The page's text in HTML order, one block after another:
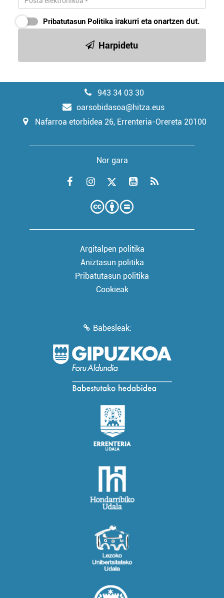
Pribatutasun Politika irakurri eta onartzen dut.
Harpidetu
943 34 03 30
oarsobidasoa@hitza.eus
Nafarroa etorbidea 26, Errenteria-Orereta 20100
Nor gara
Argitalpen politika
Aniztasun politika
Pribatutasun politika
Cookieak
Babesleak: